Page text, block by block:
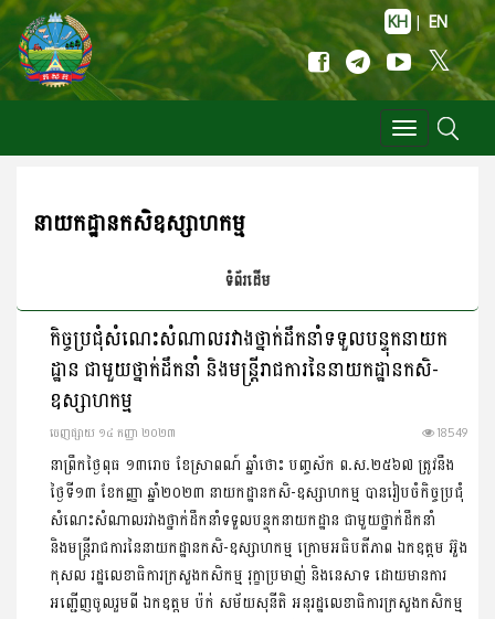
KH | EN
Toggle
navigation
នាយកដ្ឋានកសិឧស្សាហកម្ម
ទំព័រដើម
កិច្ចប្រជុំសំណេះសំណាលរវាងថ្នាក់ដឹកនាំទទួលបន្ទុកនាយក
ដ្ឋាន ជាមួយថ្នាក់ដឹកនាំ និងមន្រ្តីរាជការនៃនាយកដ្ឋានកសិ-
ឧស្សាហកម្ម
ចេញ​ផ្សាយ​ ១៤ កញ្ញា ២០២៣ 18549
នាព្រឹកថ្ងៃពុធ ១៣រោច ខែស្រាពណ៍ ឆ្នាំថោះ បញ្ចស័ក ព.ស.២៥៦៧ ត្រូវនឹង
ថ្ងៃទី១៣ ខែកញ្ញា ឆ្នាំ២០២៣ នាយកដ្ឋានកសិ-ឧស្សាហកម្ម បានរៀបចំកិច្ចប្រជុំ
សំណេះសំណាលរវាងថ្នាក់ដឹកនាំទទួលបន្ទុកនាយកដ្ឋាន ជាមួយថ្នាក់ដឹកនាំ
និងមន្រ្តីរាជការនៃនាយកដ្ឋានកសិ-ឧស្សាហកម្ម ក្រោមអធិបតីភាព ឯកឧត្តម អ៊ួង
កុសល រដ្ឋលេខាធិការក្រសួងកសិកម្ម រុក្ខាប្រមាញ់ និងនេសាទ ដោយមានការ
អញ្ជើញចូលរួមពី ឯកឧត្តម ប៉ក់ សម័យសុនីតិ អនុរដ្ឋលេខាធិការក្រសួងកសិកម្ម